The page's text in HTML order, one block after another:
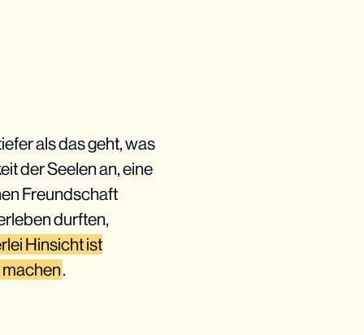
als das geht, was
der Seelen an, eine
Freundschaft
durften,
Hinsicht ist
.